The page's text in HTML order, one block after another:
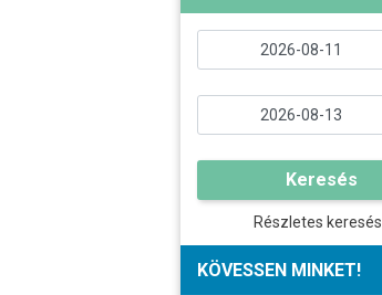
Keresés
Részletes keresés
KÖVESSEN MINKET!